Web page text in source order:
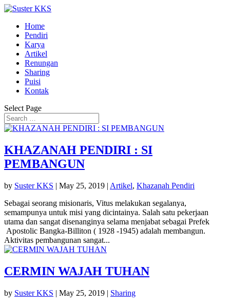
Home
Pendiri
Karya
Artikel
Renungan
Sharing
Puisi
Kontak
Select Page
KHAZANAH PENDIRI : SI
PEMBANGUN
by Suster KKS | May 25, 2019 | Artikel, Khazanah Pendiri
Sebagai seorang misionaris, Vitus melakukan segalanya,
semampunya untuk misi yang dicintainya. Salah satu pekerjaan
utama dan sangat disenanginya selama menjabat sebagai Prefek
Apostolic Bangka-Billiton ( 1928 -1945) adalah membangun.
Aktivitas pembangunan sangat...
CERMIN WAJAH TUHAN
by Suster KKS | May 25, 2019 | Sharing